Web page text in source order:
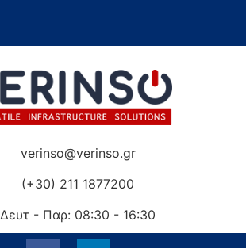
verinso@verinso.gr
(+30) 211 1877200
Δευτ - Παρ: 08:30 - 16:30